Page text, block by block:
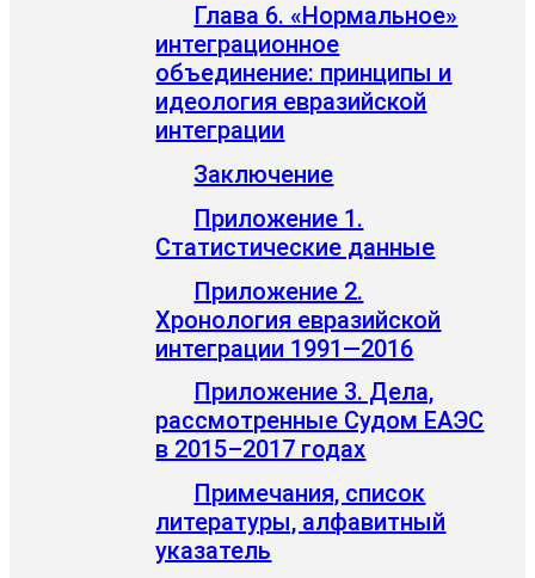
Глава 6. «Нормальное»
интеграционное
объединение: принципы и
идеология евразийской
интеграции
Заключение
Приложение 1.
Статистические данные
Приложение 2.
Хронология евразийской
интеграции 1991—2016
Приложение 3. Дела,
рассмотренные Судом ЕАЭС
в 2015–2017 годах
Примечания, список
литературы, алфавитный
указатель